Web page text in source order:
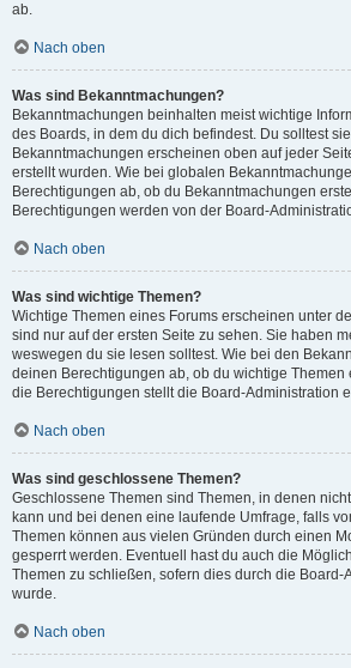
ab.
Nach oben
Was sind Bekanntmachungen?
Bekanntmachungen beinhalten meist wichtige
des Boards, in dem du dich befindest. Du solltest
Bekanntmachungen erscheinen oben auf jeder
erstellt wurden. Wie bei globalen
Berechtigungen ab, ob du Bekanntmachungen
Berechtigungen werden von der Board-
Nach oben
Was sind wichtige Themen?
Wichtige Themen eines Forums erscheinen unter
sind nur auf der ersten Seite zu sehen. Sie haben
weswegen du sie lesen solltest. Wie bei den
deinen Berechtigungen ab, ob du wichtige Themen
die Berechtigungen stellt die Board-Administration
Nach oben
Was sind geschlossene Themen?
Geschlossene Themen sind Themen, in denen
kann und bei denen eine laufende Umfrage, falls
Themen können aus vielen Gründen durch einen
gesperrt werden. Eventuell hast du auch die
Themen zu schließen, sofern dies durch die Board-
wurde.
Nach oben